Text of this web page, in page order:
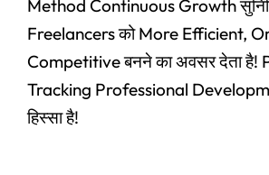
Method Continuous Growth
Freelancers को More Efficient,
Competitive बनने का अवसर देता है!
Tracking Professional
हिस्सा है!